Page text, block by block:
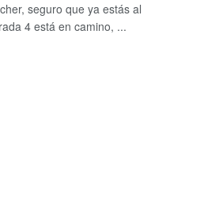
seguro que ya estás al
4 está en camino, ...